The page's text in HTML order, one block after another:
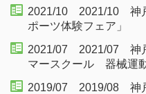
2021/10 2021/10 神
ポーツ体験フェア」
2021/07 2021/07 神
マースクール 器械運
2019/07 2019/08 神